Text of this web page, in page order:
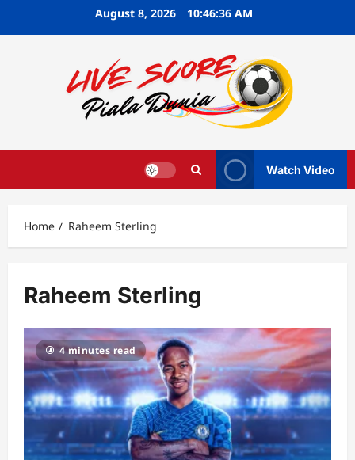
August 8, 2026 10:46:37 AM
Watch Video
Home Raheem Sterling
Raheem Sterling
4 minutes read